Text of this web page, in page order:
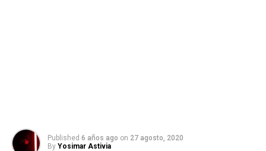
Published 6 años ago on 27 agosto, 2020
By Yosimar Astivia